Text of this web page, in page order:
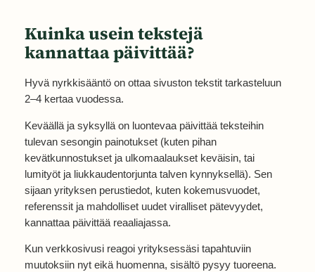
Kuinka usein tekstejä
kannattaa päivittää?
Hyvä nyrkkisääntö on ottaa sivuston tekstit tarkasteluun
2–4 kertaa vuodessa.
Keväällä ja syksyllä on luontevaa päivittää teksteihin
tulevan sesongin painotukset (kuten pihan
kevätkunnostukset ja ulkomaalaukset keväisin, tai
lumityöt ja liukkaudentorjunta talven kynnyksellä). Sen
sijaan yrityksen perustiedot, kuten kokemusvuodet,
referenssit ja mahdolliset uudet viralliset pätevyydet,
kannattaa päivittää reaaliajassa.
Kun verkkosivusi reagoi yrityksessäsi tapahtuviin
muutoksiin nyt eikä huomenna, sisältö pysyy tuoreena.